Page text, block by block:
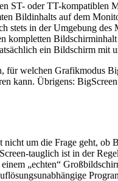
ST- oder TT-
Bildinhalts auf dem
in der Umgebung
ein Bildschirm mit
welchen Grafikmodus
kann. Übrigens:
um die Frage geht, ob
tauglich ist in der
„echten“